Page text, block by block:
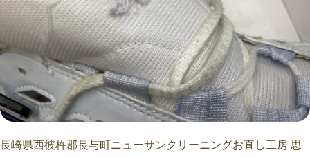
長崎県西彼杵郡長与町ニューサンクリーニングお直し工房 思